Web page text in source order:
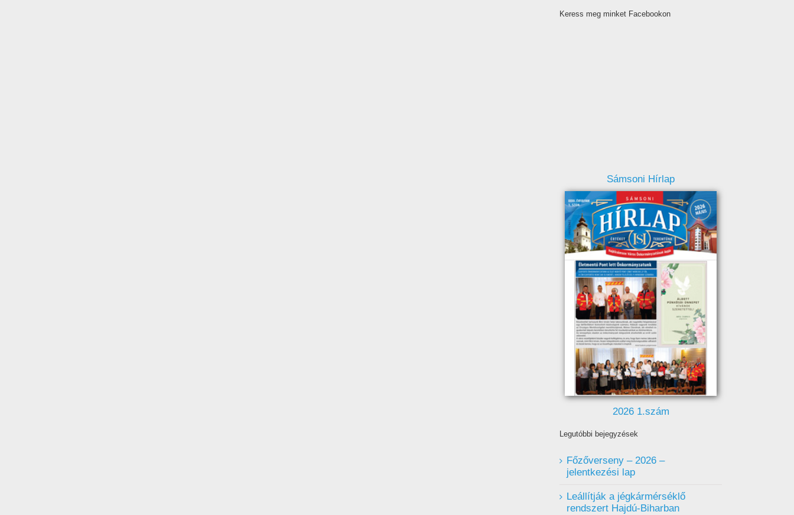
Keress meg minket Facebookon
Sámsoni Hírlap
2026 1.szám
Legutóbbi bejegyzések
Főzőverseny – 2026 –
jelentkezési lap
Leállítják a jégkármérséklő
rendszert Hajdú-Biharban